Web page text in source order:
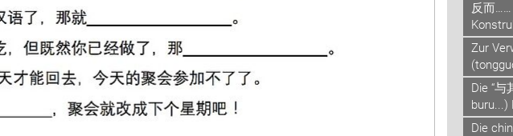
反而……
Zur
Die “与
buru...)
Die